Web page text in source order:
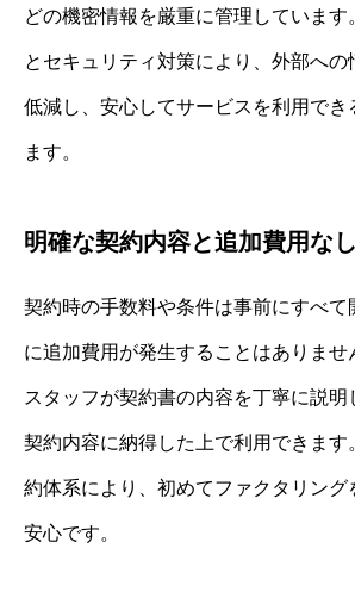
どの機密情報を厳重に管理しています
とセキュリティ対策により、外部への
低減し、安心してサービスを利用でき
ます。
明確な契約内容と追加費用なし
契約時の手数料や条件は事前にすべて
に追加費用が発生することはありませ
スタッフが契約書の内容を丁寧に説明
契約内容に納得した上で利用できます
約体系により、初めてファクタリング
安心です。